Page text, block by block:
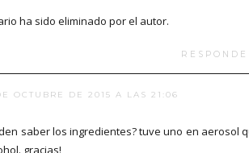
ha sido eliminado por el autor.
OCTUBRE DE 2015 A LAS 21:06
saber los ingredientes? tuve uno en aerosol
gracias!